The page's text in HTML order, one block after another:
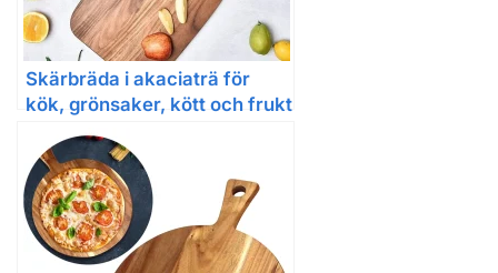
Skärbräda i akaciaträ för
kök, grönsaker, kött och frukt